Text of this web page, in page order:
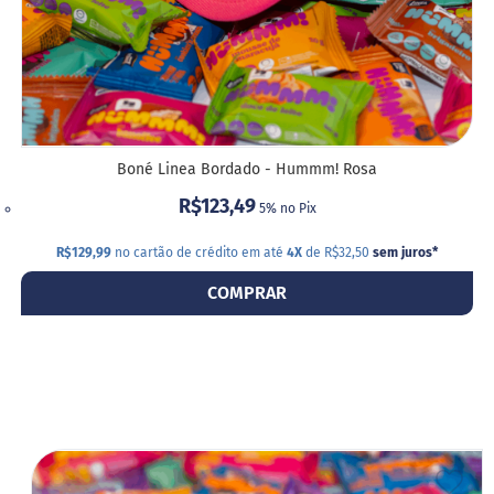
S
t
e
v
i
a
o
o
s
Boné Linea Bordado - Hummm! Rosa
R$123,49 5% no Pix
R$129,99 no cartão de crédito em até 4X de R$32,50 sem juros*
COMPRAR